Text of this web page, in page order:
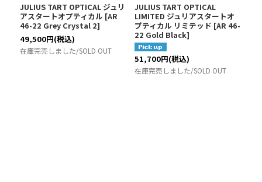
JULIUS TART OPTICAL ジュリ
アスタートオプティカル [AR
46-22 Grey Crystal 2]
49,500円(税込)
在庫完売しました/SOLD OUT
JULIUS TART OPTICAL
LIMITED ジュリアスタートオ
プティカル リミテッド [AR 46-
22 Gold Black]
51,700円(税込)
在庫完売しました/SOLD OUT